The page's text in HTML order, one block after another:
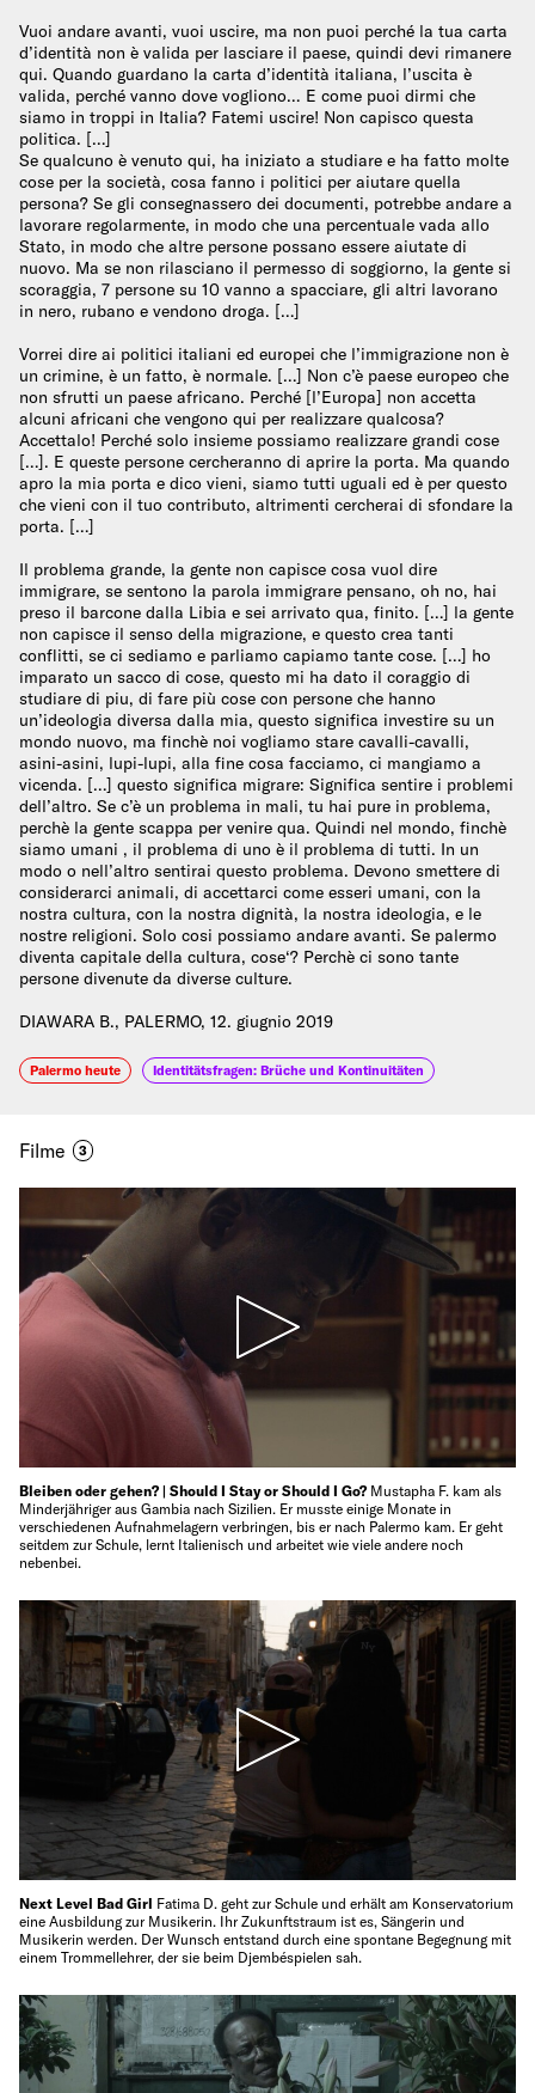
Vuoi andare avanti, vuoi uscire, ma non puoi perché la tua carta
d’identità non è valida per lasciare il paese, quindi devi rimanere
qui. Quando guardano la carta d’identità italiana, l’uscita è
valida, perché vanno dove vogliono… E come puoi dirmi che
siamo in troppi in Italia? Fatemi uscire! Non capisco questa
politica. […]
Se qualcuno è venuto qui, ha iniziato a studiare e ha fatto molte
cose per la società, cosa fanno i politici per aiutare quella
persona? Se gli consegnassero dei documenti, potrebbe andare a
lavorare regolarmente, in modo che una percentuale vada allo
Stato, in modo che altre persone possano essere aiutate di
nuovo. Ma se non rilasciano il permesso di soggiorno, la gente si
scoraggia, 7 persone su 10 vanno a spacciare, gli altri lavorano
in nero, rubano e vendono droga. […]
Vorrei dire ai politici italiani ed europei che l’immigrazione non è
un crimine, è un fatto, è normale. […] Non c’è paese europeo che
non sfrutti un paese africano. Perché [l’Europa] non accetta
alcuni africani che vengono qui per realizzare qualcosa?
Accettalo! Perché solo insieme possiamo realizzare grandi cose
[…]. E queste persone cercheranno di aprire la porta. Ma quando
apro la mia porta e dico vieni, siamo tutti uguali ed è per questo
che vieni con il tuo contributo, altrimenti cercherai di sfondare la
porta. […]
Il problema grande, la gente non capisce cosa vuol dire
immigrare, se sentono la parola immigrare pensano, oh no, hai
preso il barcone dalla Libia e sei arrivato qua, finito. […] la gente
non capisce il senso della migrazione, e questo crea tanti
conflitti, se ci sediamo e parliamo capiamo tante cose. […] ho
imparato un sacco di cose, questo mi ha dato il coraggio di
studiare di piu, di fare più cose con persone che hanno
un’ideologia diversa dalla mia, questo significa investire su un
mondo nuovo, ma finchè noi vogliamo stare cavalli-cavalli,
asini-asini, lupi-lupi, alla fine cosa facciamo, ci mangiamo a
vicenda. […] questo significa migrare: Significa sentire i problemi
dell’altro. Se c’è un problema in mali, tu hai pure in problema,
perchè la gente scappa per venire qua. Quindi nel mondo, finchè
siamo umani , il problema di uno è il problema di tutti. In un
modo o nell’altro sentirai questo problema. Devono smettere di
considerarci animali, di accettarci come esseri umani, con la
nostra cultura, con la nostra dignità, la nostra ideologia, e le
nostre religioni. Solo cosi possiamo andare avanti. Se palermo
diventa capitale della cultura, cose‘? Perchè ci sono tante
persone divenute da diverse culture.
DIAWARA B., PALERMO, 12. giugnio 2019
Palermo heute Identitätsfragen: Brüche und Kontinuitäten
Filme 3
Bleiben oder gehen? | Should I Stay or Should I Go? Mustapha F. kam als
Minderjähriger aus Gambia nach Sizilien. Er musste einige Monate in
verschiedenen Aufnahmelagern verbringen, bis er nach Palermo kam. Er geht
seitdem zur Schule, lernt Italienisch und arbeitet wie viele andere noch
nebenbei.
Next Level Bad Girl Fatima D. geht zur Schule und erhält am Konservatorium
eine Ausbildung zur Musikerin. Ihr Zukunftstraum ist es, Sängerin und
Musikerin werden. Der Wunsch entstand durch eine spontane Begegnung mit
einem Trommellehrer, der sie beim Djembéspielen sah.